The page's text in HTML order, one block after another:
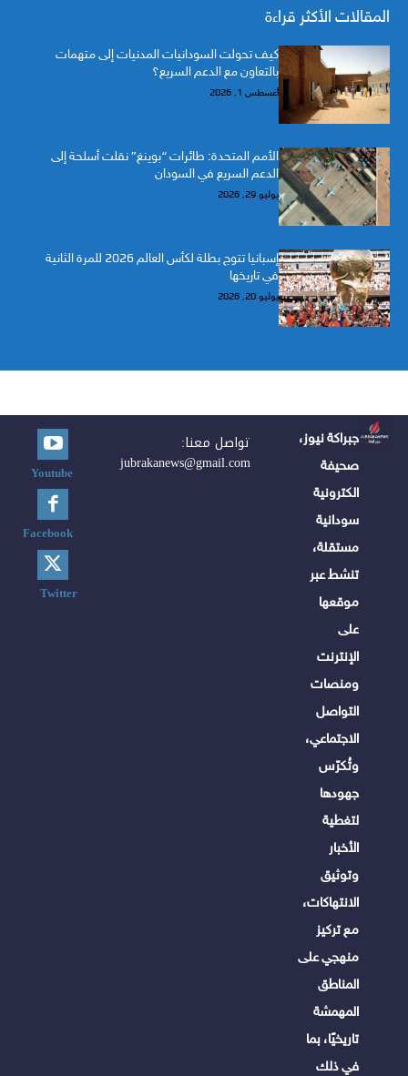
المقالات الأكثر قراءة
كيف تحولت السودانيات المدنيات إلى متهمات
بالتعاون مع الدعم السريع؟
أغسطس 1, 2026
الأمم المتحدة: طائرات “بوينغ” نقلت أسلحة إلى
الدعم السريع في السودان
يوليو 29, 2026
إسبانيا تتوج بطلة لكأس العالم 2026 للمرة الثانية
في تاريخها
يوليو 20, 2026
جبراكة نيوز،
صحيفة
الكترونية
سودانية
مستقلة،
تنشط عبر
موقعها
على
الإنترنت
ومنصات
التواصل
الاجتماعي،
وتُكرّس
جهودها
لتغطية
الأخبار
وتوثيق
الانتهاكات،
مع تركيز
منهجي على
المناطق
المهمشة
تاريخيًا، بما
في ذلك
تواصل معنا:
jubrakanews@gmail.com
Youtube
Facebook
Twitter